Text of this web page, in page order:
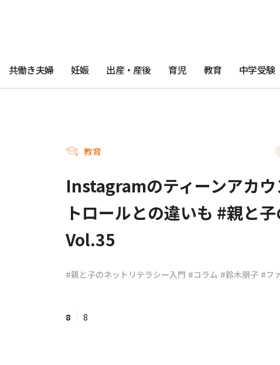
共働き夫婦 妊娠 出産・産後 育児 教育 中学受験
教育
Instagramのティーンアカ
トロールとの違いも #親と
Vol.35
#親と子のネットリテラシー入門 #コラム #鈴木朋子 #フ
8 8